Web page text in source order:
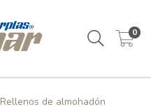
0
Rellenos de almohadón